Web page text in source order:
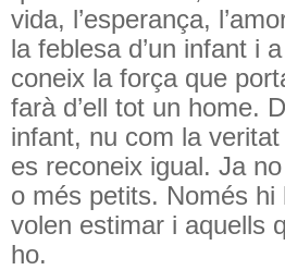
vida, l’esperança,
la feblesa d’un infant i
coneix la força que
farà d’ell tot un home.
infant, nu com la
es reconeix igual. Ja
o més petits. Només hi
volen estimar i aquells
ho.